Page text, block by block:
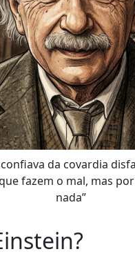
da covardia
fazem o mal, mas
nada”